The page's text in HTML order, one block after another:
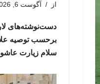
از آگوست 6, 2026
دست‌نوشته‌های
برحسب توصیه
سلام زیارت